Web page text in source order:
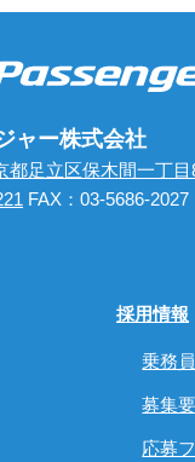
ャー株式会社
都足立区保木間一丁目
FAX：03-5686-2027
採用情報
乗務
募集
応募